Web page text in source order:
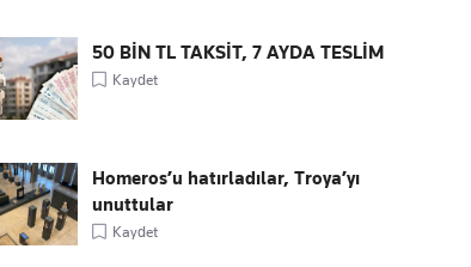
50 BİN TL TAKSİT, 7 AYDA TESLİM
Kaydet
Homeros’u hatırladılar, Troya’yı
unuttular
Kaydet